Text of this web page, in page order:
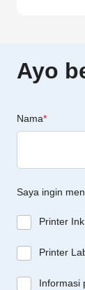
Ayo
Nama*
Saya ingin
Printer
Printer
Informasi